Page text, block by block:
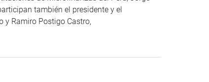
también el presidente y el
y Ramiro Postigo Castro,